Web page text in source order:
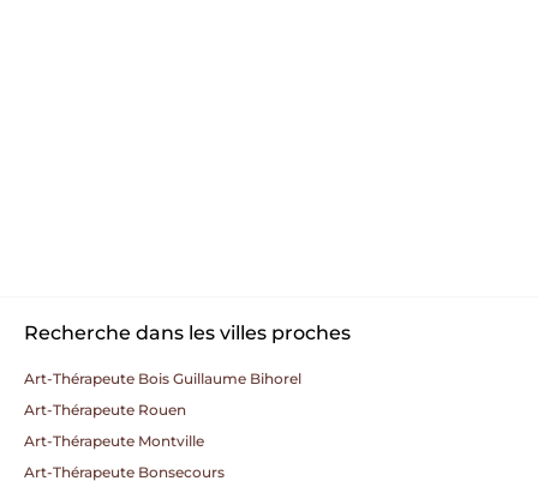
Recherche dans les villes proches
Art-Thérapeute Bois Guillaume Bihorel
Art-Thérapeute Rouen
Art-Thérapeute Montville
Art-Thérapeute Bonsecours